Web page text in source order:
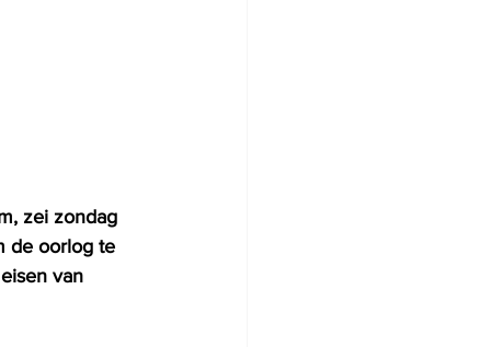
zei zondag
de oorlog te
van